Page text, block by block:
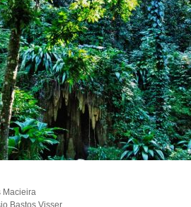
Macieira
Bastos Visser